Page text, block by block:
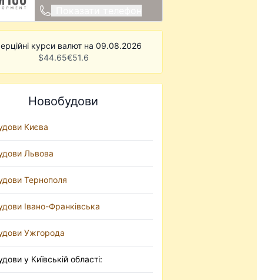
курси валют на 09.08.2026
$44.65€51.6
Новобудови
Києва
Львова
Тернополя
Івано-Франківська
Ужгорода
у Київській області: